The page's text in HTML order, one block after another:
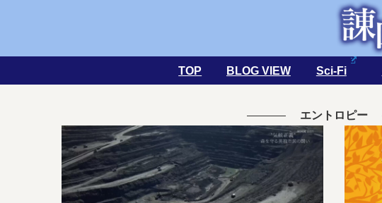
TOP BLOG VIEW Sci-Fi
エントロピー